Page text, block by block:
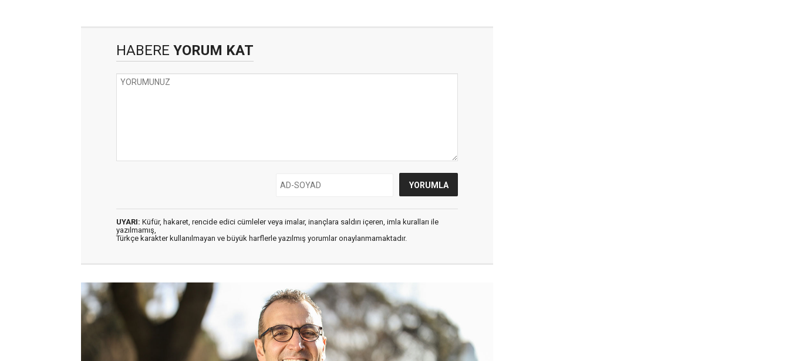
HABERE YORUM KAT
UYARI: Küfür, hakaret, rencide edici cümleler veya imalar, inançlara saldırı içeren, imla kuralları ile
yazılmamış,
Türkçe karakter kullanılmayan ve büyük harflerle yazılmış yorumlar onaylanmamaktadır.